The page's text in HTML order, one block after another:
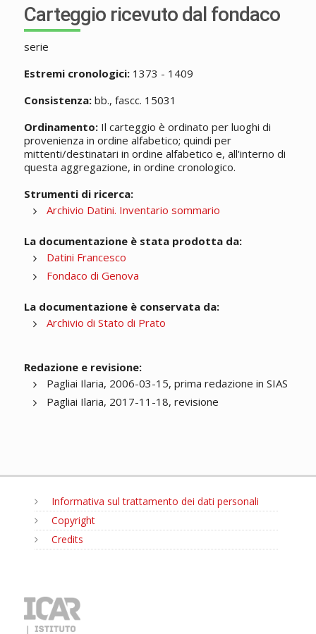
Carteggio ricevuto dal fondaco
serie
Estremi cronologici:1373 - 1409
Consistenza:bb., fascc. 15031
Ordinamento:Il carteggio è ordinato per luoghi di
provenienza in ordine alfabetico; quindi per
mittenti/destinatari in ordine alfabetico e, all'interno di
questa aggregazione, in ordine cronologico.
Strumenti di ricerca:
Archivio Datini. Inventario sommario
La documentazione è stata prodotta da:
Datini Francesco
Fondaco di Genova
La documentazione è conservata da:
Archivio di Stato di Prato
Redazione e revisione:
Pagliai Ilaria, 2006-03-15, prima redazione in SIAS
Pagliai Ilaria, 2017-11-18, revisione
Informativa sul trattamento dei dati personali
Copyright
Credits